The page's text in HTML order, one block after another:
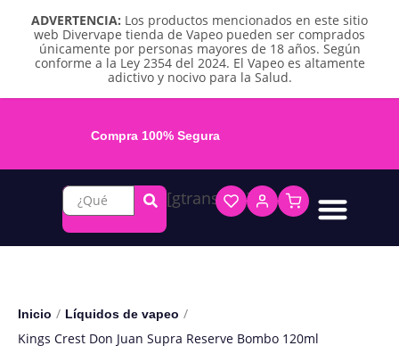
ADVERTENCIA: Los productos mencionados en este sitio
web Divervape tienda de Vapeo pueden ser comprados
únicamente por personas mayores de 18 años. Según
conforme a la Ley 2354 del 2024. El Vapeo es altamente
adictivo y nocivo para la Salud.
Compra 100% Segura
[gtranslate]
Inicio / Líquidos de vapeo /
Kings Crest Don Juan Supra Reserve Bombo 120ml